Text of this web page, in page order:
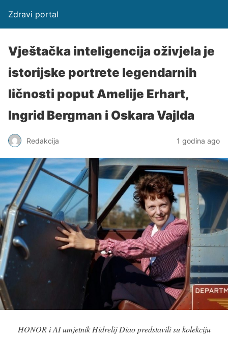
Zdravi portal
Vještačka inteligencija oživjela je
istorijske portrete legendarnih
ličnosti poput Amelije Erhart,
Ingrid Bergman i Oskara Vajlda
Redakcija 1 godina ago
HONOR i AI umjetnik Hidrelij Diao predstavili su kolekciju